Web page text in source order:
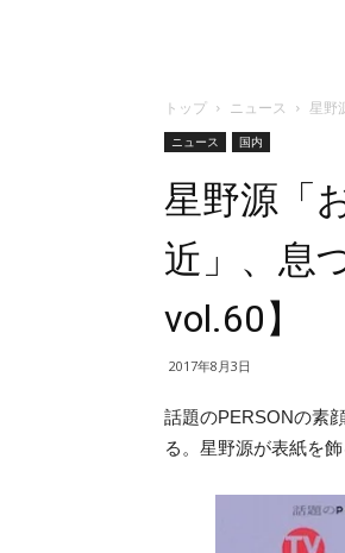
トップ ニュース 星野
ニュース 国内
星野源「
近」、息
vol.60】
2017年8月3日
話題のPERSONの素
る。星野源が表紙を飾